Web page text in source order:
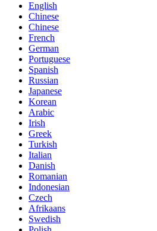
English
Chinese
Chinese
French
German
Portuguese
Spanish
Russian
Japanese
Korean
Arabic
Irish
Greek
Turkish
Italian
Danish
Romanian
Indonesian
Czech
Afrikaans
Swedish